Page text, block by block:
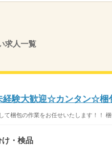
求人一覧
経験大歓迎☆カンタン☆梱
て梱包の作業をお任せいたします！！
け・検品